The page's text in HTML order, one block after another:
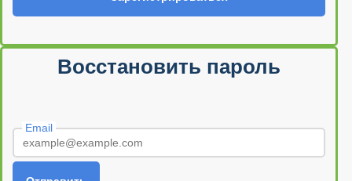
Восстановить пароль
Email